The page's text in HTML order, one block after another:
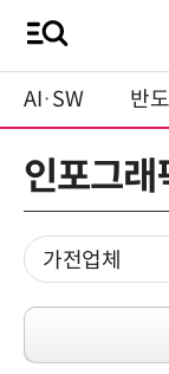
AI·SW 반도
인포그래